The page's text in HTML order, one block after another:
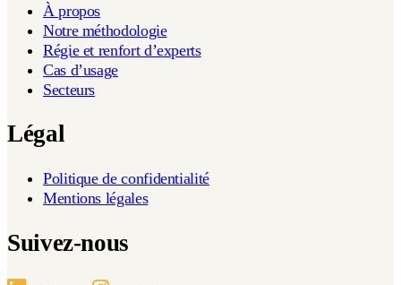
À propos
Notre méthodologie
Régie et renfort d’experts
Cas d’usage
Secteurs
Légal
Politique de confidentialité
Mentions légales
Suivez-nous